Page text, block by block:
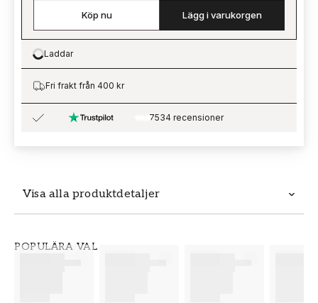
Visa alla produktdetaljer
POPULÄRA VAL
Köp nu Lägg i varukorgen
Loading…
Laddar
Fri frakt från 400 kr
7534 recensioner